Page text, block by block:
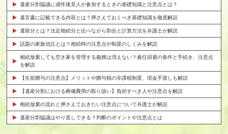
遺産分割協議に成年後見人が参加するときの基礎知識と注意点とは？
遺言書に記載できる内容とは？押さえておくべき基礎知識を徹底解説
遺留分とは？法定相続分と比べながら割合と計算方法を弁護士が解説
話題の家族信託とは？相続時の注意点や制度のしくみを解説
相続放棄しても空き家を管理する義務は消えない？責任回避の条件と手続き、注意点
を解説
【生前贈与の注意点】メリットや贈与税の非課税制度、現金手渡しも解説
【遺産分割における葬儀費用の取り扱い】負担すべき人や注意点を解説
相続放棄の流れと押さえておきたい注意点について弁護士が解説
遺産分割協議はやり直しできる？判断のポイントや注意点とは